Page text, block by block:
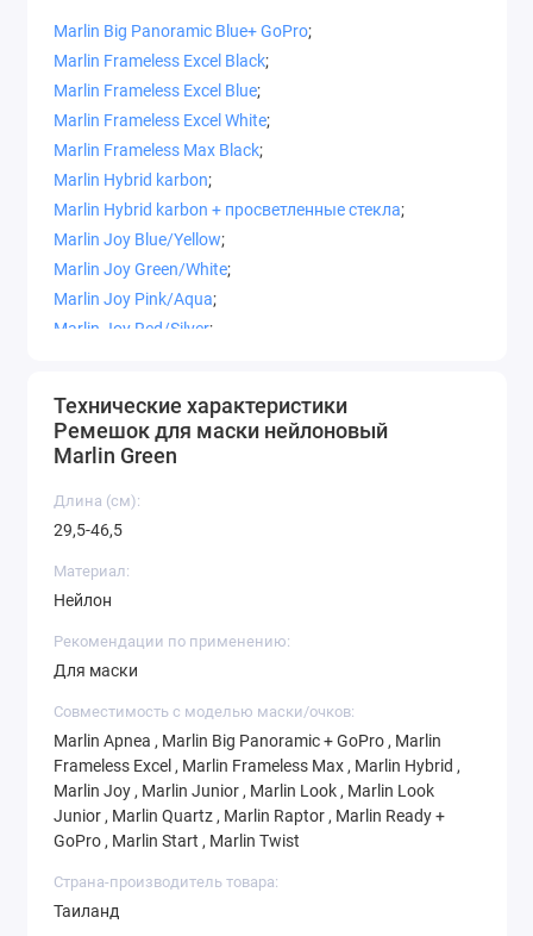
Marlin Big Panoramic Blue+ GoPro;
Marlin Frameless Excel Black;
Marlin Frameless Excel Blue;
Marlin Frameless Excel White;
Marlin Frameless Max Black;
Marlin Hybrid karbon;
Marlin Hybrid karbon + просветленные стекла;
Marlin Joy Blue/Yellow;
Marlin Joy Green/White;
Marlin Joy Pink/Aqua;
Marlin Joy Red/Silver;
Marlin Junior Yellow;
Marlin Look Black
Marlin Look Pink/White
Marlin Look Yellow/Trans
Marlin Quartz White/Black
Marlin Raptor Blue/Trans
Marlin Ready Black+ GoPro
Marlin Start Blue/Clear;
Marlin Twist Black;
Marlin Twist Black/Blue
Marlin Twist Black/Red
Marlin Twist Black/Silver;
Marlin Twist Blue/White
Marlin Twist Pink/White
Технические характеристики
Ремешок для маски нейлоновый
Marlin Green
Длина (см):
29,5-46,5
Материал:
Нейлон
Рекомендации по применению:
Для маски
Совместимость с моделью маски/очков:
Marlin Apnea , Marlin Big Panoramic + GoPro , Marlin
Frameless Excel , Marlin Frameless Max , Marlin Hybrid ,
Marlin Joy , Marlin Junior , Marlin Look , Marlin Look
Junior , Marlin Quartz , Marlin Raptor , Marlin Ready +
GoPro , Marlin Start , Marlin Twist
Страна-производитель товара:
Таиланд